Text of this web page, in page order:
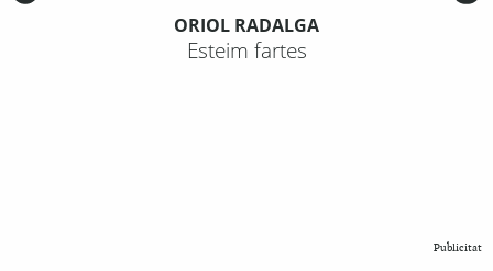
ORIOL RADALGA
Esteim fartes
Publicitat